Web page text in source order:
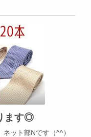
ます◎
ット部Nです（^^）